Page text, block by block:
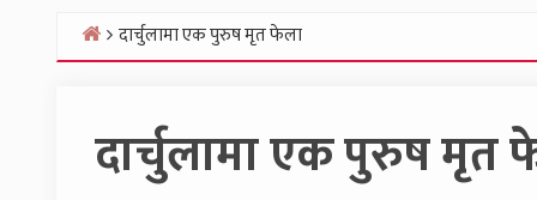
Home
दार्चुलामा एक पुरुष मृत फेला
दार्चुलामा एक पुरुष मृत